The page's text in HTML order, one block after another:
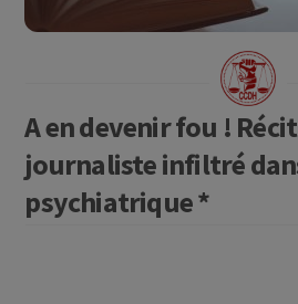
A en devenir fou !
journaliste infiltré
psychiatrique *